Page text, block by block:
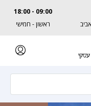
09:00 - 18:00
ראשון - חמישי